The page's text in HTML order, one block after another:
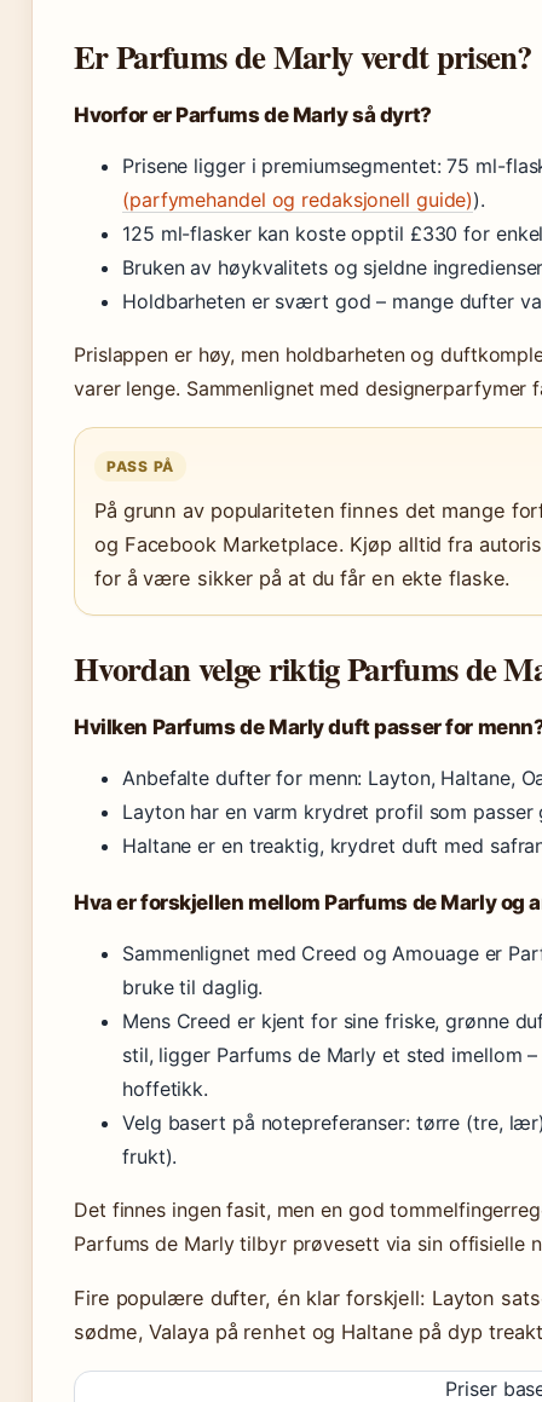
Er Parfums de Marly verdt prisen?
Hvorfor er Parfums de Marly så dyrt?
Prisene ligger i premiumsegmentet: 75 ml-
(parfymehandel og redaksjonell guide)).
125 ml-flasker kan koste opptil £330 for
Bruken av høykvalitets og sjeldne
Holdbarheten er svært god – mange dufter
Prislappen er høy, men holdbarheten og
varer lenge. Sammenlignet med
PASS PÅ
På grunn av populariteten finnes det mange
og Facebook Marketplace. Kjøp alltid fra
for å være sikker på at du får en ekte flaske.
Hvordan velge riktig Parfums de
Hvilken Parfums de Marly duft passer for
Anbefalte dufter for menn: Layton, Haltane,
Layton har en varm krydret profil som
Haltane er en treaktig, krydret duft med
Hva er forskjellen mellom Parfums de Marly og
Sammenlignet med Creed og Amouage er
bruke til daglig.
Mens Creed er kjent for sine friske, grønne
stil, ligger Parfums de Marly et sted imellom
hoffetikk.
Velg basert på notepreferanser: tørre (tre,
frukt).
Det finnes ingen fasit, men en god
Parfums de Marly tilbyr prøvesett via sin offisielle
Fire populære dufter, én klar forskjell: Layton
sødme, Valaya på renhet og Haltane på dyp
Priser